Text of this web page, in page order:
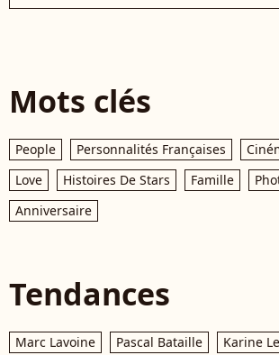
Mots clés
People Personnalités Françaises
Love
Histoires De Stars Famille
Anniversaire
Tendances
Marc Lavoine Pascal Bataille
Karine